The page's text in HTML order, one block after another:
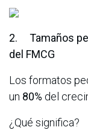
2. Tamaños
del FMCG
Los formatos
un 80% del
¿Qué significa?